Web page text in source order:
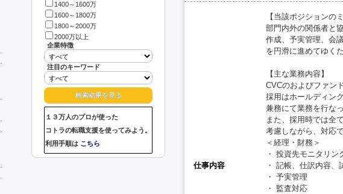
1400～1600万
1600～1800万
1800～2000万
2000万以上
企業特徴
注目のキーワード
１３万人のプロが使った
コトラの転職支援を使ってみよう。
利用手順は こちら
仕事内容
【当該ポジションの
部門内外の関係者と
作成、予実管理、会
を円滑に進めてゆく
【主な業務内容】
CVCのおよびファン
採用はホールディン
兼務にて業務を行な
また、採用時では全
考慮しながら、対応
＜経理・財務＞
・ 投資先モニタリン
・ 記帳、仕訳内容、
・ 予実管理
・ 監査対応